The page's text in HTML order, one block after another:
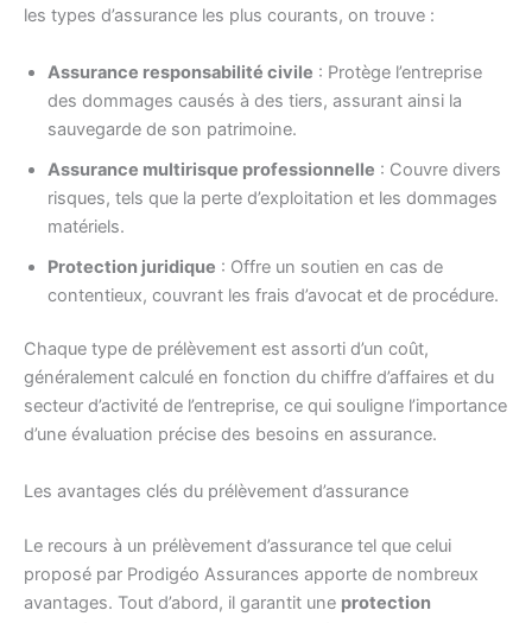
les types d’assurance les plus courants, on trouve :
Assurance responsabilité civile : Protège l’entreprise
des dommages causés à des tiers, assurant ainsi la
sauvegarde de son patrimoine.
Assurance multirisque professionnelle : Couvre divers
risques, tels que la perte d’exploitation et les dommages
matériels.
Protection juridique : Offre un soutien en cas de
contentieux, couvrant les frais d’avocat et de procédure.
Chaque type de prélèvement est assorti d’un coût,
généralement calculé en fonction du chiffre d’affaires et du
secteur d’activité de l’entreprise, ce qui souligne l’importance
d’une évaluation précise des besoins en assurance.
Les avantages clés du prélèvement d’assurance
Le recours à un prélèvement d’assurance tel que celui
proposé par Prodigéo Assurances apporte de nombreux
avantages. Tout d’abord, il garantit une protection